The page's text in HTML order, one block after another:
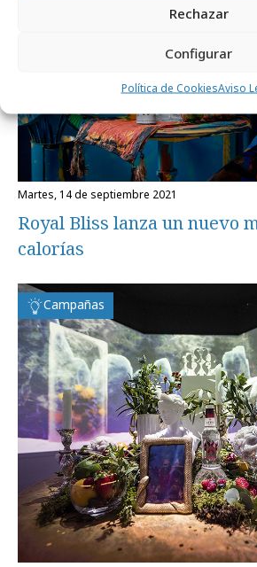
Rechazar
Configurar
Política de CookiesAviso
martes, 14 de septiembre 2021
Royal Bliss lanza un nuevo
calorías
Campañas